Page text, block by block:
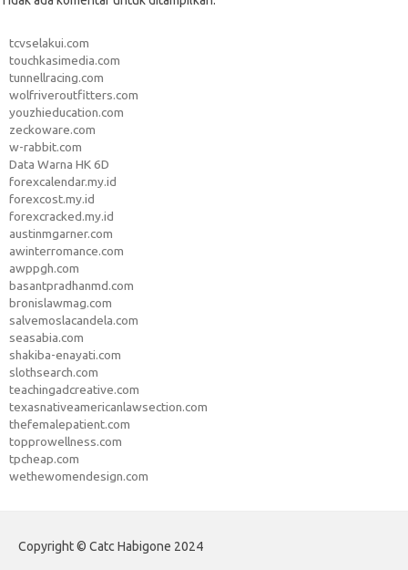
tcvselakui.com
touchkasimedia.com
tunnellracing.com
wolfriveroutfitters.com
youzhieducation.com
zeckoware.com
w-rabbit.com
Data Warna HK 6D
forexcalendar.my.id
forexcost.my.id
forexcracked.my.id
austinmgarner.com
awinterromance.com
awppgh.com
basantpradhanmd.com
bronislawmag.com
salvemoslacandela.com
seasabia.com
shakiba-enayati.com
slothsearch.com
teachingadcreative.com
texasnativeamericanlawsection.com
thefemalepatient.com
topprowellness.com
tpcheap.com
wethewomendesign.com
Copyright © Catc Habigone 2024